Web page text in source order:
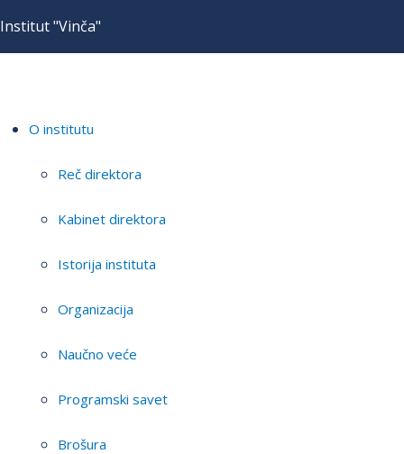
Institut "Vinča"
O institutu
Reč direktora
Kabinet direktora
Istorija instituta
Organizacija
Naučno veće
Programski savet
Brošura